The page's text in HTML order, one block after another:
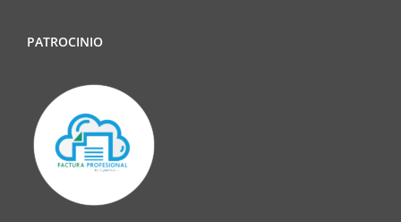
PATROCINIO